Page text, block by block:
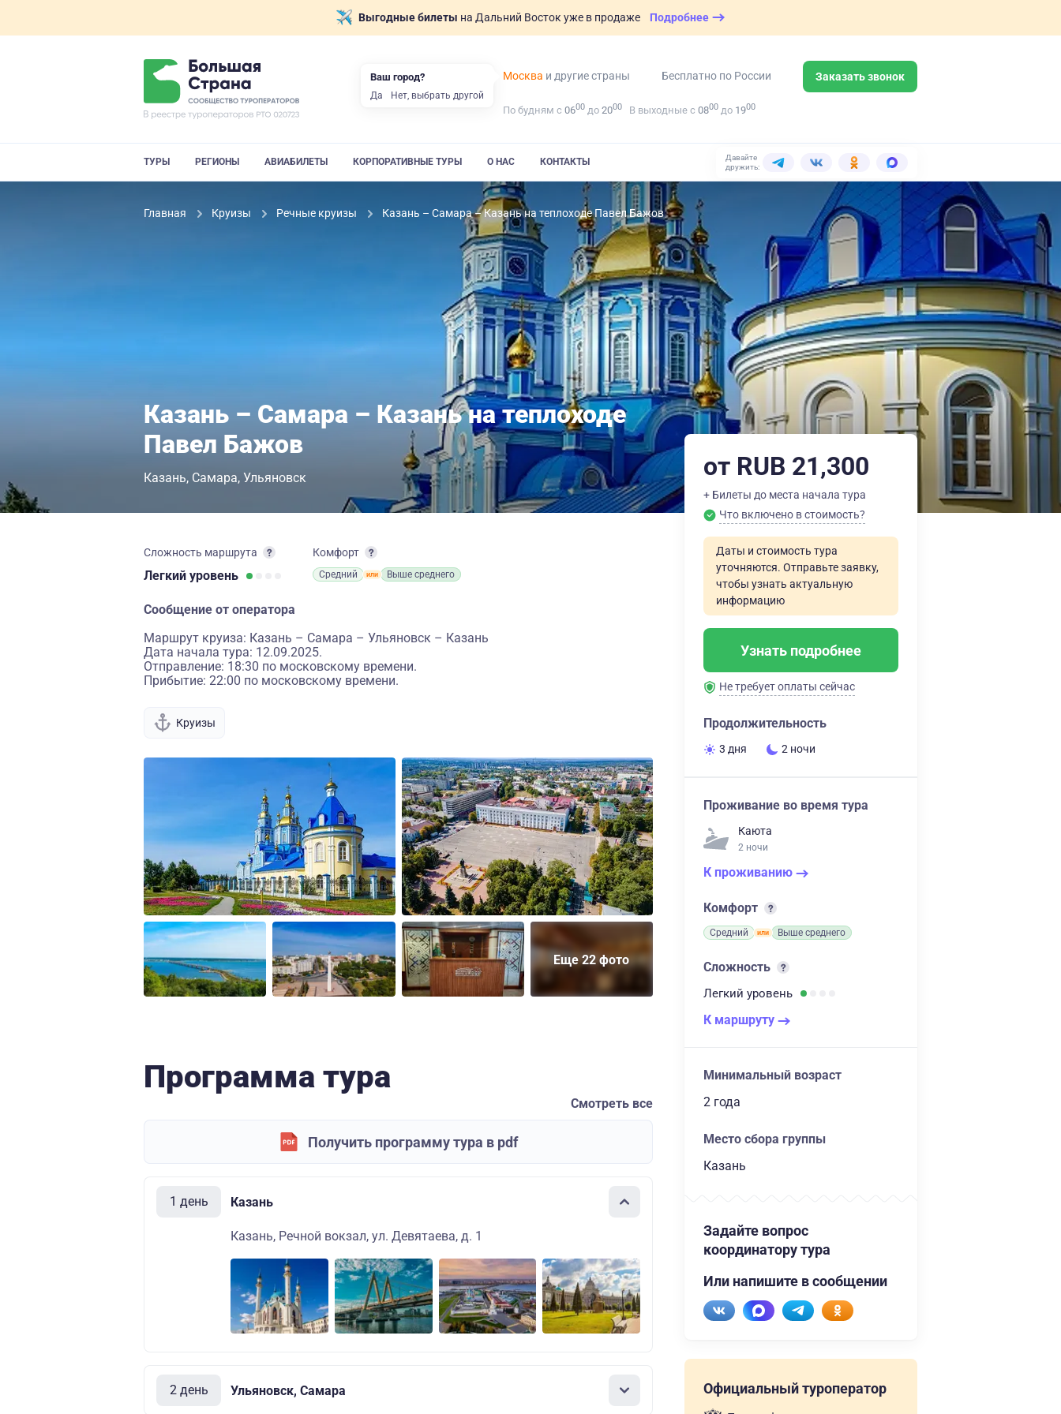
Выгодные билеты на Дальний Восток уже в продаже Подробнее
Москва и другие страны Бесплатно по России Заказать звонок
По будням с 0600 до 2000 В выходные с 0800 до 1900
ТУРЫ РЕГИОНЫ АВИАБИЛЕТЫ КОРПОРАТИВНЫЕ ТУРЫ О НАС КОНТАКТЫ
Давайте
дружить:
Главная Круизы Речные круизы Казань – Самара – Казань на теплоходе Павел Бажов
Казань – Самара – Казань на теплоходе
Павел Бажов
Казань Самара Ульяновск
Сложность маршрута
Легкий уровень
Комфорт
Средний Выше среднего
Сообщение от оператора
Маршрут круиза: Казань – Самара – Ульяновск – Казань
Дата начала тура: 12.09.2025.
Отправление: 18:30 по московскому времени.
Прибытие: 22:00 по московскому времени.
Круизы
Еще 22 фото
Программа тура
Смотреть все
Получить программу тура в pdf
1 день Казань
Казань, Речной вокзал, ул. Девятаева, д. 1
2 день Ульяновск, Самара
от RUB 21,300
+ Билеты до места начала тура
Что включено в стоимость?
Даты и стоимость тура
уточняются. Отправьте заявку,
чтобы узнать актуальную
информацию
Узнать подробнее
Не требует оплаты сейчас
Продолжительность
3 дня 2 ночи
Проживание во время тура
Каюта
2 ночи
К проживанию
Комфорт
Средний Выше среднего
Сложность
Легкий уровень
К маршруту
Минимальный возраст
2 года
Место сбора группы
Казань
Задайте вопрос
координатору тура
Или напишите в сообщении
Официальный туроператор
Ваш город?
Да Нет, выбрать другой